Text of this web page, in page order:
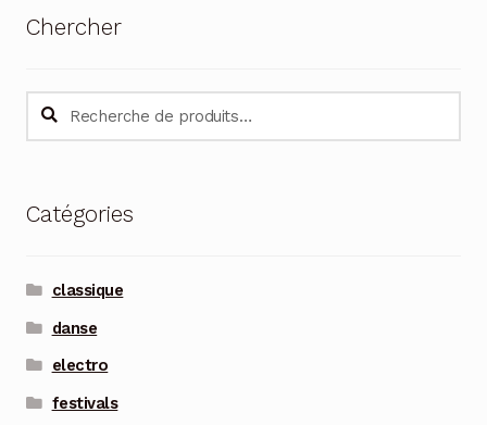
Chercher
Recherche
pour :
Recherche
Catégories
classique
danse
electro
festivals